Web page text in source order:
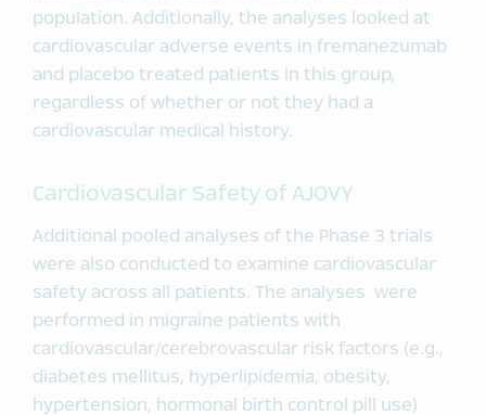
population. Additionally, the analyses looked at
cardiovascular adverse events in fremanezumab
and placebo treated patients in this group,
regardless of whether or not they had a
cardiovascular medical history.
Cardiovascular Safety of AJOVY
Additional pooled analyses of the Phase 3 trials
were also conducted to examine cardiovascular
safety across all patients. The analyses were
performed in migraine patients with
cardiovascular/cerebrovascular risk factors (e.g.,
diabetes mellitus, hyperlipidemia, obesity,
hypertension, hormonal birth control pill use)